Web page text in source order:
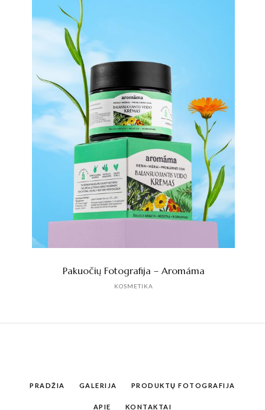
Pakuočių Fotografija – Aromáma
KOSMETIKA
PRADŽIA GALERIJA PRODUKTŲ FOTOGRAFIJA
APIE KONTAKTAI